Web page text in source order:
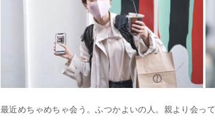
最近めちゃめちゃ会う。ふつかよいの人。親より会っ